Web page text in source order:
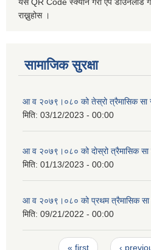
यस QR Code स्क्यान गरी एप डाउनलोड
राख्नुहोस ।
सामाजिक सुरक्षा
आ व २०७९।०८० को तेस्रो त्रैमासिक सा
मिति: 03/12/2023 - 00:00
आ व २०७९।०८० को दाेस्रो त्रैमासिक सा
मिति: 01/13/2023 - 00:00
आ व २०७९।०८० को प्रथम त्रैमासिक सा
मिति: 09/21/2022 - 00:00
« first ‹